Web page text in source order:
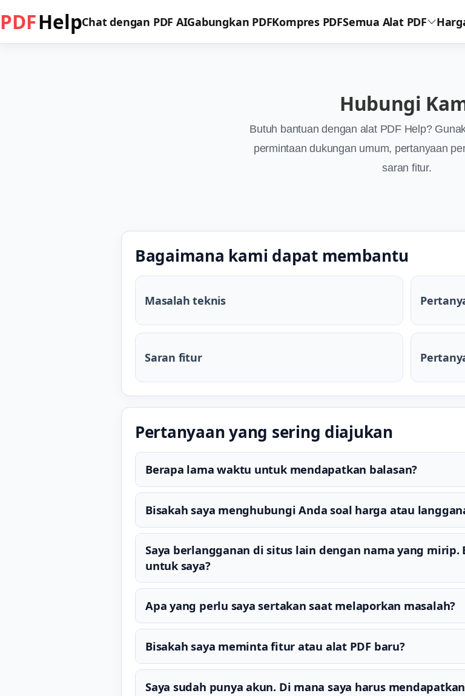
PDFHelpChat dengan PDF AIGabungkan PDFKompres PDFSemua Alat PDF
Hubungi
Butuh bantuan dengan alat PDF Help?
permintaan dukungan umum, pertanyaan
saran fitur.
Bagaimana kami dapat membantu
Masalah teknis
Saran fitur
Pertanyaan yang sering diajukan
Berapa lama waktu untuk mendapatkan balasan?
Bisakah saya menghubungi Anda soal harga atau
Saya berlangganan di situs lain dengan nama yang
untuk saya?
Apa yang perlu saya sertakan saat melaporkan masalah?
Bisakah saya meminta fitur atau alat PDF baru?
Saya sudah punya akun. Di mana saya harus